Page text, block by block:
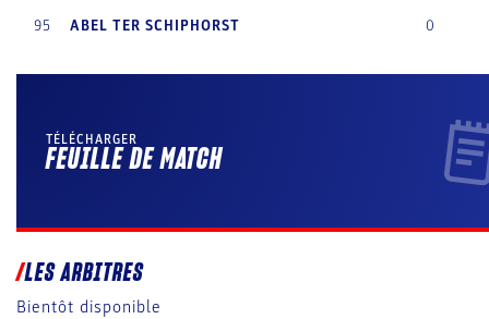
95 ABEL TER SCHIPHORST 0
TÉLÉCHARGER
FEUILLE DE MATCH
LES ARBITRES
Bientôt disponible